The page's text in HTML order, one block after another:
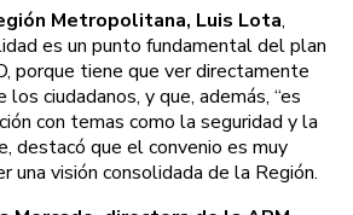
Metropolitana, Luis Lota,
es un punto fundamental del plan
porque tiene que ver directamente
ciudadanos, y que, además, “es
con temas como la seguridad y la
destacó que el convenio es muy
una visión consolidada de la Región.